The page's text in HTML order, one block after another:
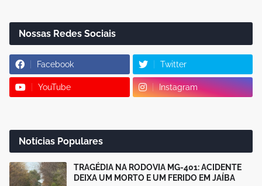
Nossas Redes Sociais
Facebook Twitter
YouTube Instagram
Notícias Populares
TRAGÉDIA NA RODOVIA MG-401: ACIDENTE
DEIXA UM MORTO E UM FERIDO EM JAÍBA